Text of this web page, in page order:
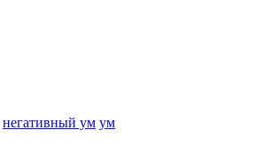
негативный ум ум